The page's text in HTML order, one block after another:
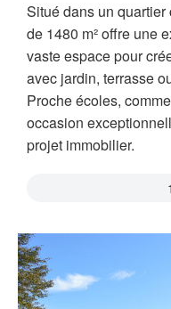
Situé dans un
de 1480 m² offre une
vaste espace pour
avec jardin, terrasse
Proche écoles,
occasion
projet immobilier.